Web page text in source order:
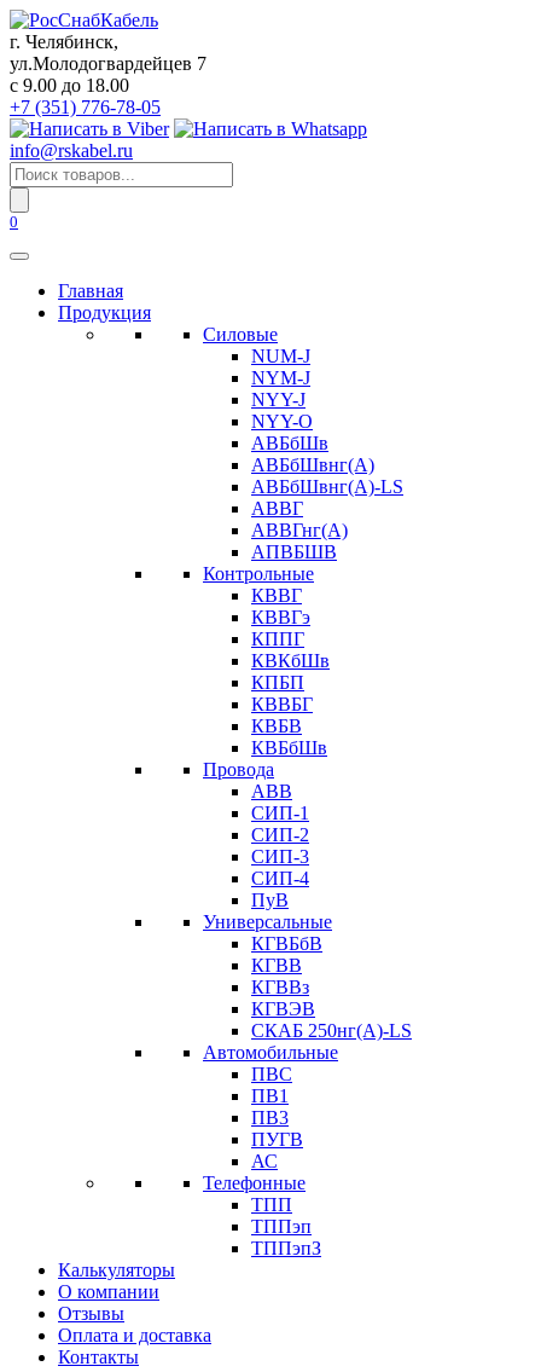
Перейти
к
содержанию
г. Челябинск,
ул.Молодогвардейцев 7
c 9.00 до 18.00
+7 (351) 776-78-05
info@rskabel.ru
Поиск
товаров
0
Главная
Продукция
Силовые
NUM-J
NYM-J
NYY-J
NYY-O
АВБбШв
АВБбШвнг(А)
АВБбШвнг(А)-LS
АВВГ
АВВГнг(А)
АПВБШВ
Контрольные
КВВГ
КВВГэ
КППГ
КВКбШв
КПБП
КВВБГ
КВБВ
КВБбШв
Провода
АВВ
СИП-1
СИП-2
СИП-3
СИП-4
ПуВ
Универсальные
КГВБбВ
КГВВ
КГВВз
КГВЭВ
СКАБ 250нг(А)-LS
Автомобильные
ПВС
ПВ1
ПВ3
ПУГВ
АС
Телефонные
ТПП
ТППэп
ТППэпЗ
Калькуляторы
О компании
Отзывы
Оплата и доставка
Контакты